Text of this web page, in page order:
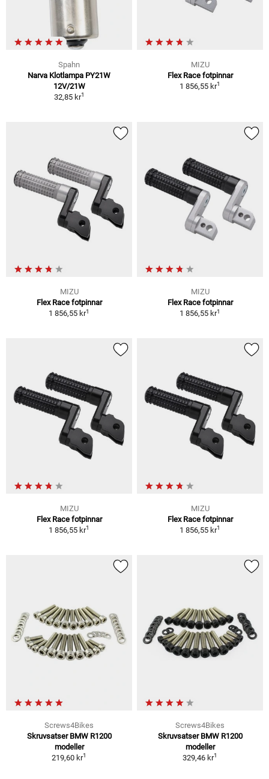
Spahn
Narva Klotlampa PY21W
12V/21W
32,85 kr1
MIZU
Flex Race fotpinnar
1 856,55 kr1
MIZU
Flex Race fotpinnar
1 856,55 kr1
MIZU
Flex Race fotpinnar
1 856,55 kr1
MIZU
Flex Race fotpinnar
1 856,55 kr1
MIZU
Flex Race fotpinnar
1 856,55 kr1
Screws4Bikes
Skruvsatser BMW R1200
modeller
219,60 kr1
Screws4Bikes
Skruvsatser BMW R1200
modeller
329,46 kr1